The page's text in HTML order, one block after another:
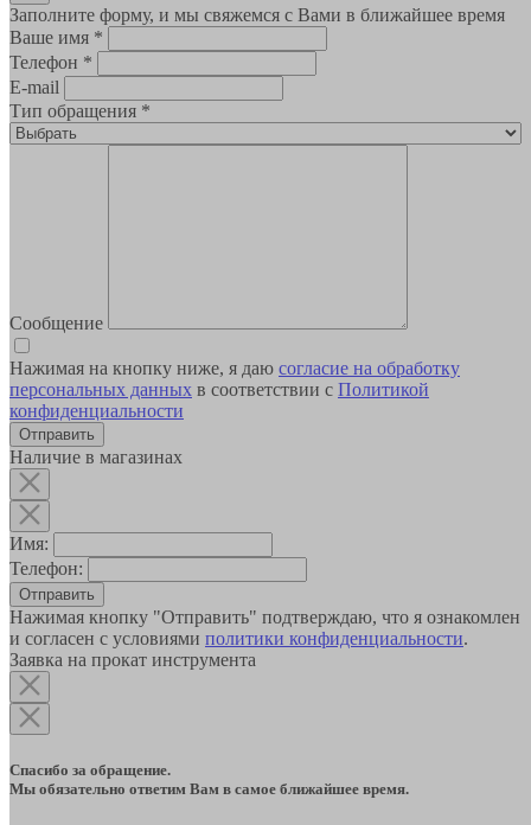
Заполните форму, и мы свяжемся с Вами в ближайшее время
Ваше имя *
Телефон *
E-mail
Тип обращения *
Сообщение
Нажимая на кнопку ниже, я даю согласие на обработку
персональных данных в соответствии с Политикой
конфиденциальности
Наличие в магазинах
Имя:
Телефон:
Отправить
Нажимая кнопку "Отправить" подтверждаю, что я ознакомлен
и согласен с условиями политики конфиденциальности.
Заявка на прокат инструмента
Спасибо за обращение.
Мы обязательно ответим Вам в самое ближайшее время.